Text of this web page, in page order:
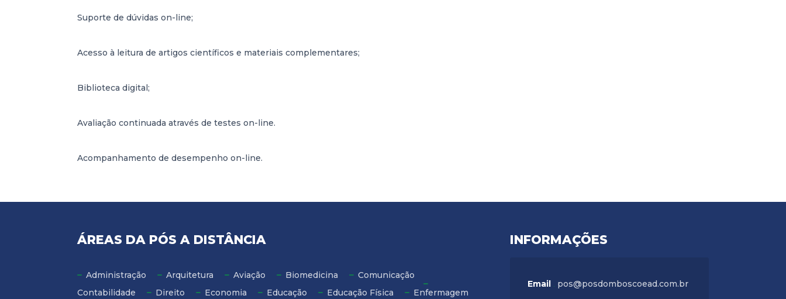
Suporte de dúvidas on-line;
Acesso à leitura de artigos científicos e materiais complementares;
Biblioteca digital;
Avaliação continuada através de testes on-line.
Acompanhamento de desempenho on-line.
ÁREAS DA PÓS A DISTÂNCIA
Administração Arquitetura Aviação Biomedicina
Comunicação
Contabilidade
Direito Economia Educação Educação Física Enfermagem
INFORMAÇÕES
Email
pos@posdomboscoead.com.br